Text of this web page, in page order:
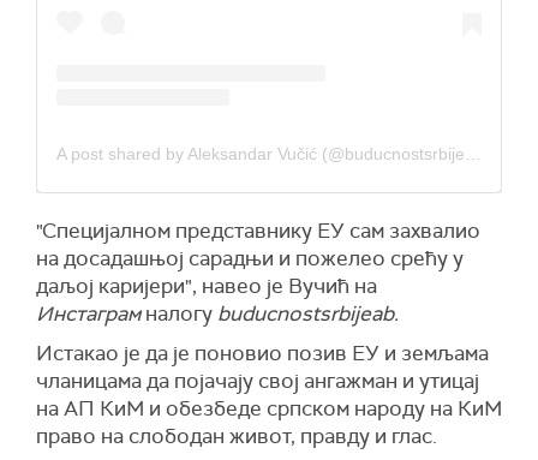
"Специјалном представнику ЕУ сам захвалио
на досадашњој сарадњи и пожелео срећу у
даљој каријери", навео је Вучић на
Инстаграмналогу buducnostsrbijeab.
Истакао је да је поновио позив ЕУ и земљама
чланицама да појачају свој ангажман и утицај
на АП КиМ и обезбеде српском народу на КиМ
право на слободан живот, правду и глас.